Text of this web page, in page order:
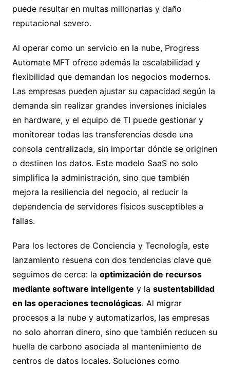
puede resultar en multas millonarias y daño
reputacional severo.
Al operar como un servicio en la nube, Progress
Automate MFT ofrece además la escalabilidad y
flexibilidad que demandan los negocios modernos.
Las empresas pueden ajustar su capacidad según la
demanda sin realizar grandes inversiones iniciales
en hardware, y el equipo de TI puede gestionar y
monitorear todas las transferencias desde una
consola centralizada, sin importar dónde se originen
o destinen los datos. Este modelo SaaS no solo
simplifica la administración, sino que también
mejora la resiliencia del negocio, al reducir la
dependencia de servidores físicos susceptibles a
fallas.
Para los lectores de Conciencia y Tecnología, este
lanzamiento resuena con dos tendencias clave que
seguimos de cerca: la optimización de recursos
mediante software inteligente y la sustentabilidad
en las operaciones tecnológicas. Al migrar
procesos a la nube y automatizarlos, las empresas
no solo ahorran dinero, sino que también reducen su
huella de carbono asociada al mantenimiento de
centros de datos locales. Soluciones como